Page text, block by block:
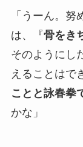
「うーん。
は、『骨をき
そのようにし
えることはで
ことと詠春拳
かな」